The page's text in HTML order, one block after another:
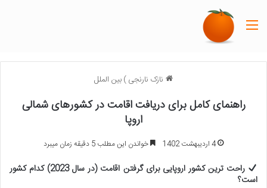
نازک نارنجی)بین الملل
راهنمای کامل برای دریافت اقامت در کشورهای شمالی
اروپا
4 اردیبهشت 1402 خواندن این مطلب 5 دقیقه زمان میبرد
راحت ترین کشور اروپایی برای گرفتن اقامت (در سال 2023) کدام کشور
است؟